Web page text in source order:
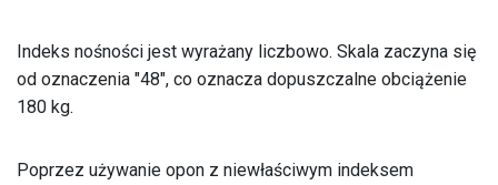
Indeks nośności jest wyrażany liczbowo. Skala zaczyna się
od oznaczenia "48", co oznacza dopuszczalne obciążenie
180 kg.
Poprzez używanie opon z niewłaściwym indeksem